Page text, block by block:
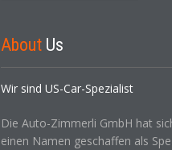
About Us
Wir sind US-Car-Spezialist
Die Auto-Zimmerli GmbH hat
einen Namen geschaffen als